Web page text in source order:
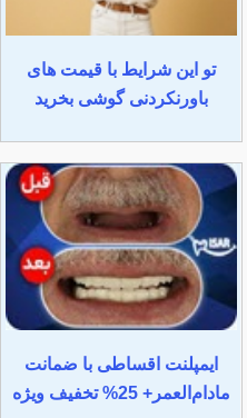
تو این شرایط با قیمت های
باورنکردنی گوشی بخرید
ایمپلنت اقساطی با ضمانت
مادام‌العمر+ 25% تخفیف ویژه